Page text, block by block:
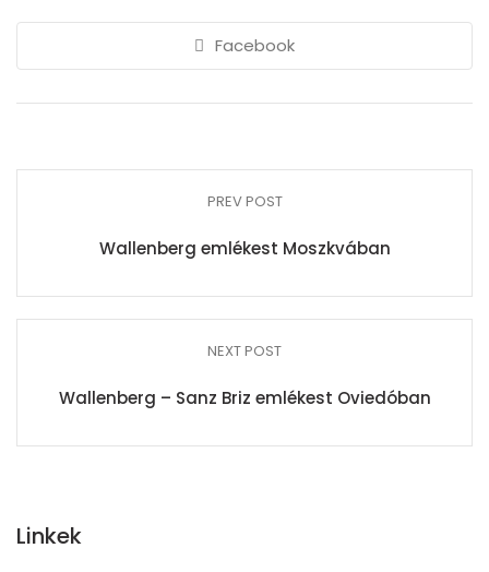
Facebook
PREV POST
Wallenberg emlékest Moszkvában
NEXT POST
Wallenberg – Sanz Briz emlékest Oviedóban
Linkek